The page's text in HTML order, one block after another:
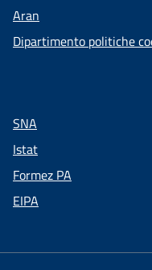
Aran
Dipartimento politiche
SNA
Istat
Formez PA
EIPA